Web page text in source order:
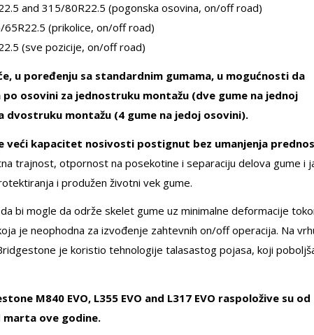
and 315/80R22.5 (pogonska osovina, on/off road)
65R22.5 (prikolice, on/off road)
(sve pozicije, on/off road)
u poređenju sa standardnim gumama, u mogućnosti da
osovini za jednostruku montažu (dve gume na jednoj
dvostruku montažu (4 gume na jedoj osovini).
veći kapacitet nosivosti postignut bez umanjenja
trajnost, otpornost na posekotine i separaciju delova gume i
i produžen životni vek gume.
bi mogle da održe skelet gume uz minimalne deformacije
je neophodna za izvođenje zahtevnih on/off operacija. Na
je koristio tehnologije talasastog pojasa, koji
M840 EVO, L355 EVO and L317 EVO raspoložive su od
marta ove godine.